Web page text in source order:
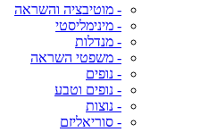
- מוטיבציה והשראה
- מינימליסטי
- מנדלות
- משפטי השראה
- נופים
- נופים וטבע
- נוצות
- סוריאליזם